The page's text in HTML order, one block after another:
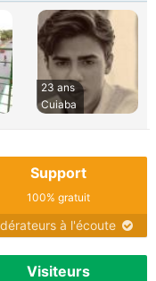
23 ans
Cuiaba
Support
100% gratuit
à l'écoute
Visiteurs